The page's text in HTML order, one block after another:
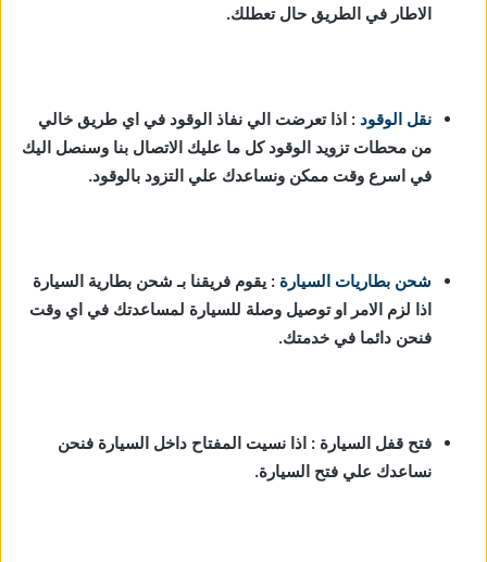
الاطار في الطريق حال تعطلك.
نقل الوقود : اذا تعرضت الي نفاذ الوقود في اي طريق خالي
من محطات تزويد الوقود كل ما عليك الاتصال بنا وسنصل اليك
في اسرع وقت ممكن ونساعدك علي التزود بالوقود.
شحن بطاريات السيارة : يقوم فريقنا بـ شحن بطارية السيارة
اذا لزم الامر او توصيل وصلة للسيارة لمساعدتك في اي وقت
فنحن دائما في خدمتك.
فتح قفل السيارة : اذا نسيت المفتاح داخل السيارة فنحن
نساعدك علي فتح السيارة.